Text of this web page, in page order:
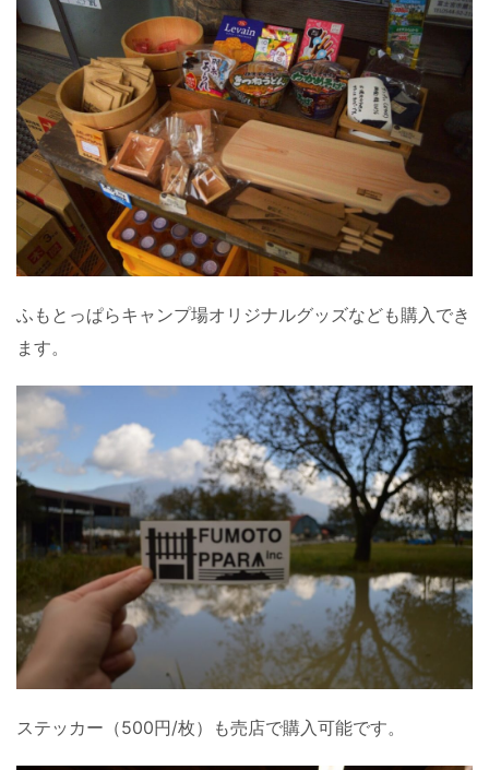
ふもとっぱらキャンプ場オリジナルグッズなども購入でき
ます。
ステッカー（500円/枚）も売店で購入可能です。